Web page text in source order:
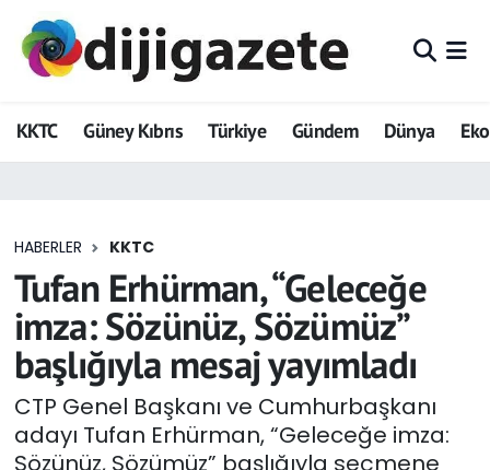
KKTC Güney Kıbrıs Türkiye Gündem Dünya
HABERLER KKTC
Tufan Erhürman, “Geleceğe
imza: Sözünüz, Sözümüz”
başlığıyla mesaj yayımladı
CTP Genel Başkanı ve Cumhurbaşkanı
adayı Tufan Erhürman, “Geleceğe imza:
Sözünüz, Sözümüz” başlığıyla seçmene
ADVERTORIAL
Dijigazete
Eğitim
Ekonomi
Foto Galeri
GEZİ
Hava Durumu
Trafik Durumu
Tüm Manşetler
Son Dakika Haberleri
Haber Arşivi